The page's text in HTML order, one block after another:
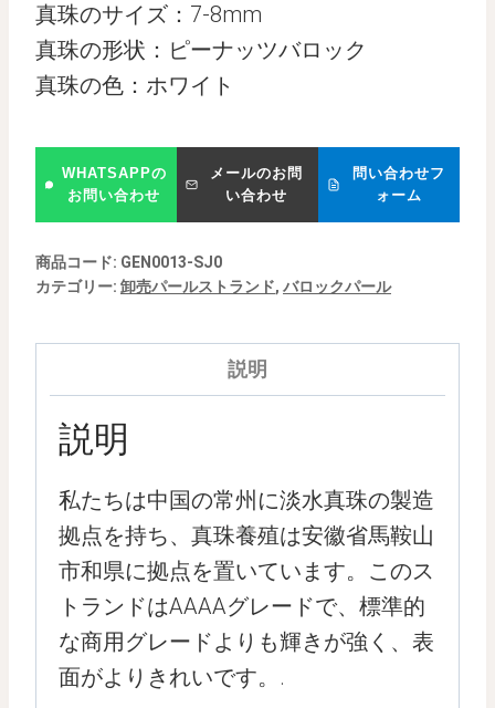
真珠のサイズ：7-8mm
真珠の形状：ピーナッツバロック
真珠の色：ホワイト
WHATSAPPの
お問い合わせ
メールのお問
い合わせ
問い合わせフ
ォーム
商品コード: GEN0013-SJ0
カテゴリー: 卸売パールストランド, バロックパール
説明
説明
私たちは中国の常州に淡水真珠の製造
拠点を持ち、真珠養殖は安徽省馬鞍山
市和県に拠点を置いています。このス
トランドはAAAAグレードで、標準的
な商用グレードよりも輝きが強く、表
面がよりきれいです。.